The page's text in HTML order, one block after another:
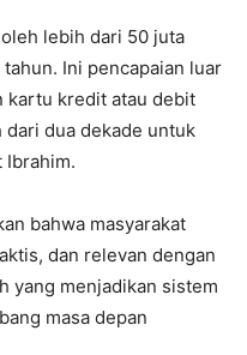
lebih dari 50 juta
Ini pencapaian luar
kartu kredit atau debit
dua dekade untuk
Ibrahim.
bahwa masyarakat
dan relevan dengan
yang menjadikan sistem
masa depan